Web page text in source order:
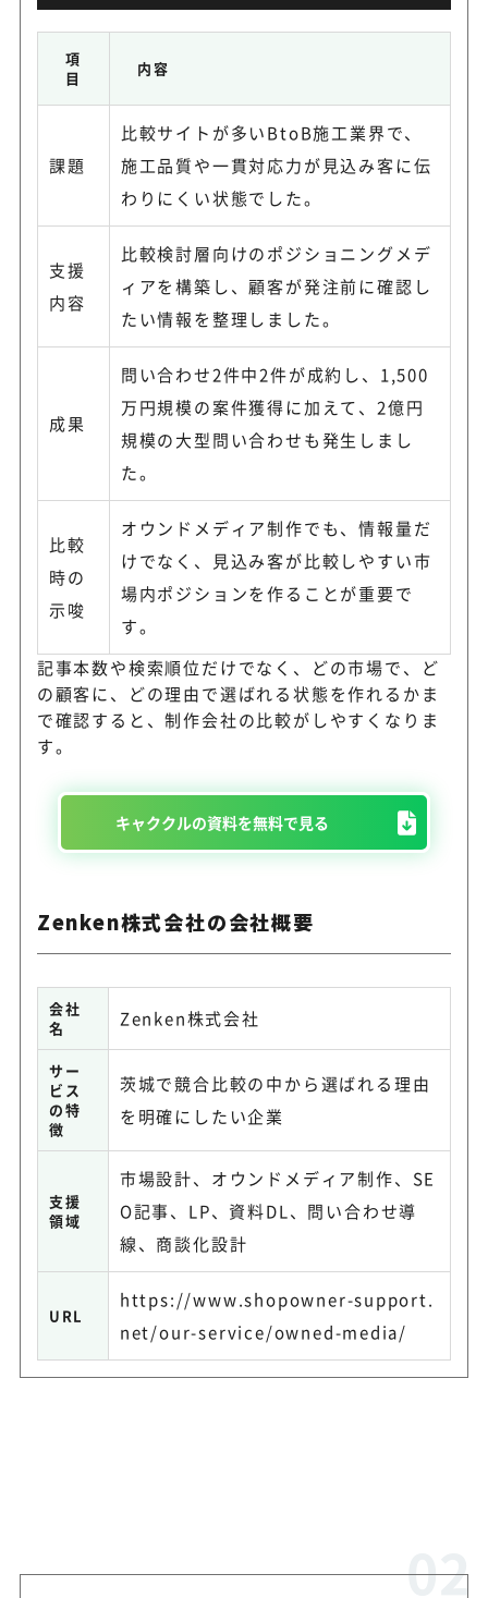
項
目
内容
課題
比較サイトが多いBtoB施工業界で、
施工品質や一貫対応力が見込み客に伝
わりにくい状態でした。
支援
内容
比較検討層向けのポジショニングメデ
ィアを構築し、顧客が発注前に確認し
たい情報を整理しました。
成果
問い合わせ2件中2件が成約し、1,500
万円規模の案件獲得に加えて、2億円
規模の大型問い合わせも発生しまし
た。
比較
時の
示唆
オウンドメディア制作でも、情報量だ
けでなく、見込み客が比較しやすい市
場内ポジションを作ることが重要で
す。
記事本数や検索順位だけでなく、どの市場で、ど
の顧客に、どの理由で選ばれる状態を作れるかま
で確認すると、制作会社の比較がしやすくなりま
す。
キャククルの資料を無料で見る
Zenken株式会社の会社概要
会社
名
Zenken株式会社
サー
ビス
の特
徴
茨城で競合比較の中から選ばれる理由
を明確にしたい企業
支援
領域
市場設計、オウンドメディア制作、SE
O記事、LP、資料DL、問い合わせ導
線、商談化設計
URL
https://www.shopowner-support.
net/our-service/owned-media/